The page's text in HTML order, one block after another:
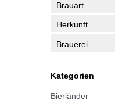
Brauart
Herkunft
Brauerei
Kategorien
Bierländer